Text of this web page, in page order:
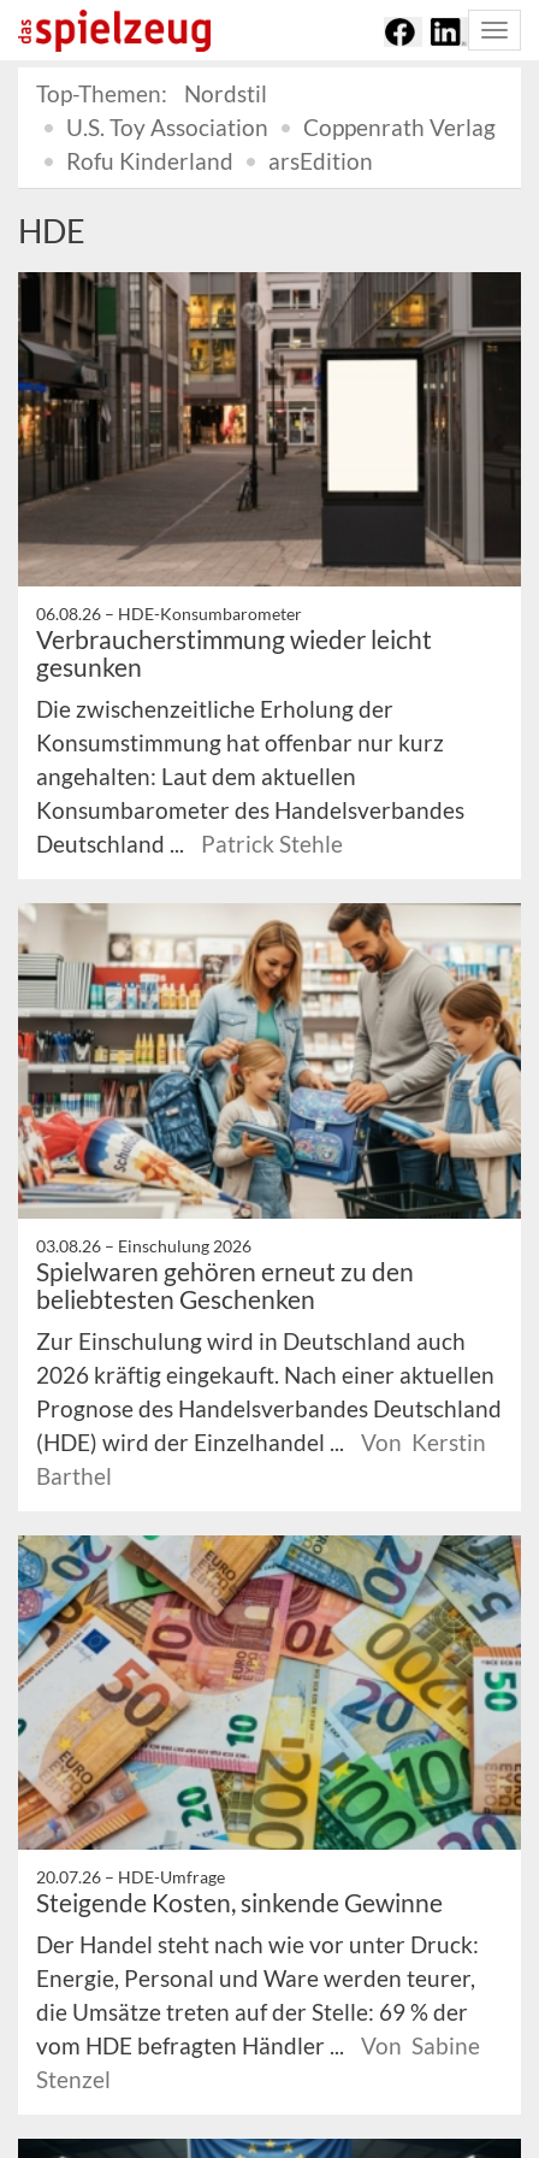
Top-Themen:
Nordstil
U.S. Toy Association
Coppenrath Verlag
Rofu Kinderland
arsEdition
HDE
06.08.26 – HDE-Konsumbarometer
Verbraucherstimmung wieder leicht
gesunken
Die zwischenzeitliche Erholung der
Konsumstimmung hat offenbar nur kurz
angehalten: Laut dem aktuellen
Konsumbarometer des Handelsverbandes
Deutschland ...
Patrick Stehle
03.08.26 – Einschulung 2026
Spielwaren gehören erneut zu den
beliebtesten Geschenken
Zur Einschulung wird in Deutschland auch
2026 kräftig eingekauft. Nach einer aktuellen
Prognose des Handelsverbandes Deutschland
(HDE) wird der Einzelhandel ...
Von Kerstin
Barthel
20.07.26 – HDE-Umfrage
Steigende Kosten, sinkende Gewinne
Der Handel steht nach wie vor unter Druck:
Energie, Personal und Ware werden teurer,
die Umsätze treten auf der Stelle: 69 % der
vom HDE befragten Händler ...
Von Sabine
Stenzel